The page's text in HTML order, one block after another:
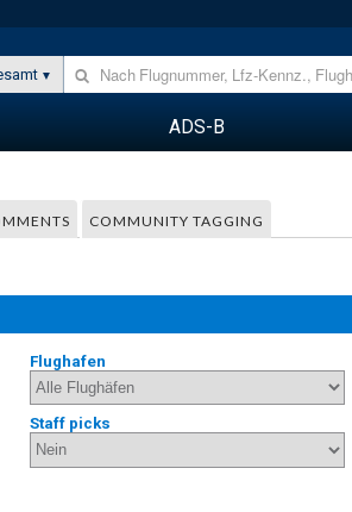
ADS-B
COMMUNITY TAGGING
Flughafen
Staff picks